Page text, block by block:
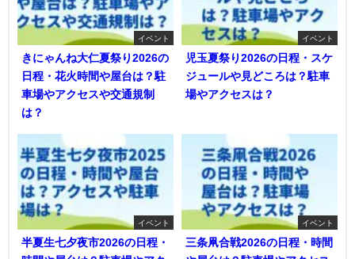
イベント
きにゃんね大仁夏祭り2026の
日程・花火時間や屋台は？駐
車場やアクセスや交通規制
は？
イベント
児玉夏祭り2026の日程・スケ
ジュールや見どころは？駐車
場やアクセスは？
イベント
半夏生七夕夜市2026の日程・
イベント
三条凧合戦2026の日程・時間